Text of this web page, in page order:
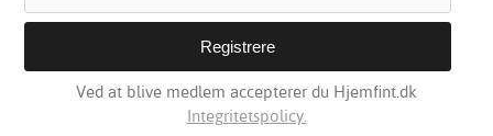
Ved at blive medlem accepterer du Hjemfint.dk
Integritetspolicy.